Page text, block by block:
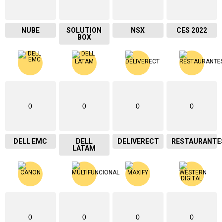
NUBE
SOLUTION
BOX
NSX CES 2022
0
DELL EMC
0
DELL
LATAM
0
DELIVERECT
0
0 0 0 0